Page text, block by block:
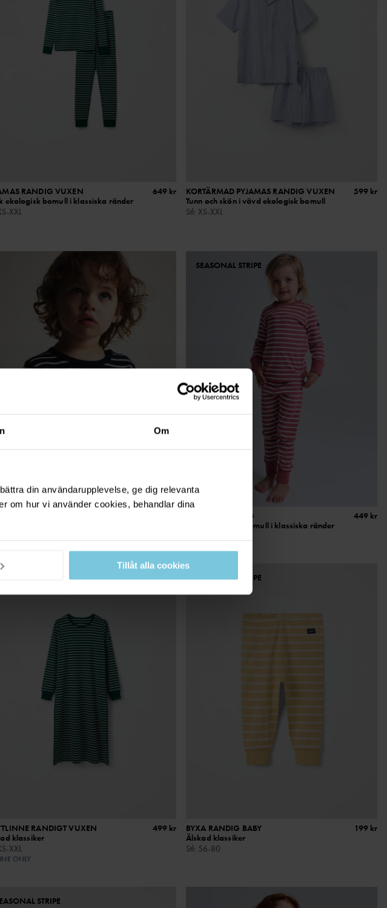
Om
din användarupplevelse, ge dig relevanta
om hur vi använder cookies, behandlar dina
Tillåt alla cookies
RANDIG VUXEN
ekologisk bomull i klassiska ränder
XXL
649 kr
KORTÄRMAD PYJAMAS RANDIG VUXEN
Tunn och skön i vävd ekologisk bomull
Stl: XS-XXL
599 kr
SEASONAL STRIPE
PYJAMAS RANDIG
Mjuk ekologisk bomull i klassiska ränder
449 kr
RANDIGT VUXEN
klassiker
XXL
ONLY
499 kr
SEASONAL STRIPE
BYXA RANDIG BABY
Älskad klassiker
Stl : 56-80
199 kr
STRIPE